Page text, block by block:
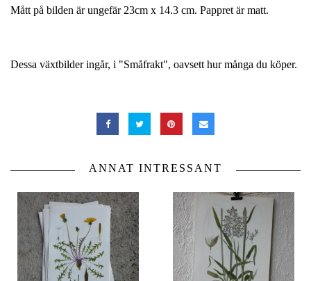
Mått på bilden är ungefär 23cm x 14.3 cm. Pappret är matt.
Dessa växtbilder ingår, i "Småfrakt", oavsett hur många du köper.
ANNAT INTRESSANT